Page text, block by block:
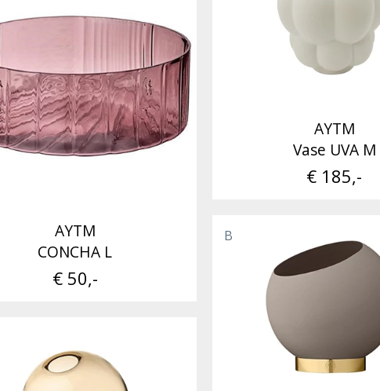
AYTM
Vase UVA M
€ 185,-
AYTM
CONCHA L
€ 50,-
B